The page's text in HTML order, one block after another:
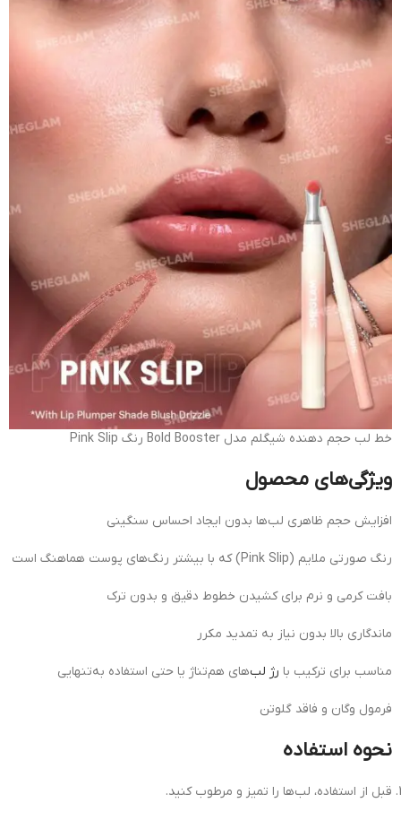
خط لب حجم دهنده شیگلم مدل Bold Booster رنگ Pink Slip
ویژگی‌های محصول
افزایش حجم ظاهری لب‌ها بدون ایجاد احساس سنگینی
رنگ صورتی ملایم (Pink Slip) که با بیشتر رنگ‌های پوست هماهنگ است
بافت کرمی و نرم برای کشیدن خطوط دقیق و بدون ترک
ماندگاری بالا بدون نیاز به تمدید مکرر
مناسب برای ترکیب با رژ لب‌های هم‌تناژ یا حتی استفاده به‌تنهایی
فرمول وگان و فاقد گلوتن
نحوه استفاده
قبل از استفاده، لب‌ها را تمیز و مرطوب کنید.